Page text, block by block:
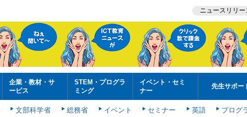
ニュースリリー
企業・教材・サ
ービス
STEM・プログラ
ミング
イベント・セミ
ナー
先生サポー
文部科学省 総務省 イベント セミナー 英語 プログ